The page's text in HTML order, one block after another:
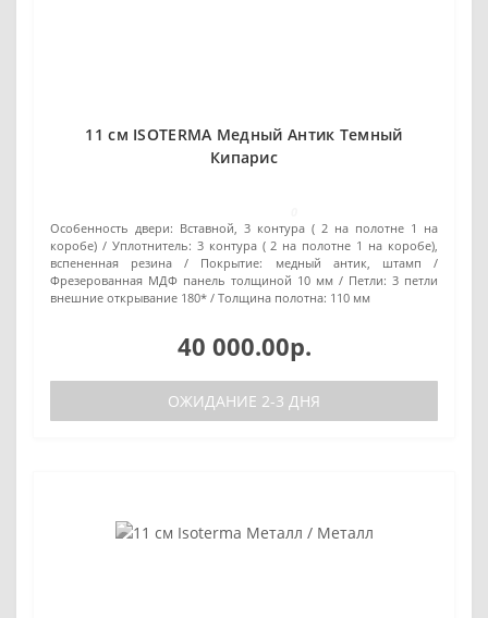
11 см ISOTERMA Медный Антик Темный
Кипарис
Особенность двери: Вставной, 3 контура ( 2 на полотне 1 на
коробе)
Уплотнитель: 3 контура ( 2 на полотне 1 на коробе),
вспененная резина
Покрытие:
медный антик, штамп /
Фрезерованная МДФ панель толщиной 10 мм
Петли: 3 петли
внешние открывание 180*
Толщина полотна: 110 мм
40 000.00р.
ОЖИДАНИЕ 2-3 ДНЯ